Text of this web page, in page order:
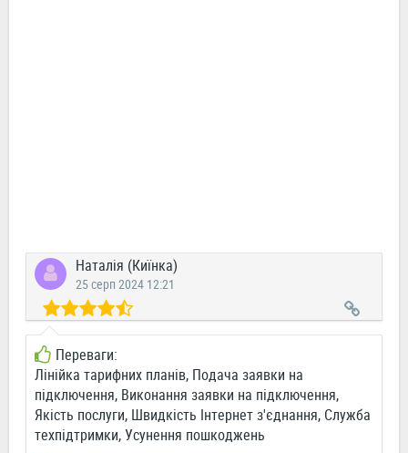
Наталія (Киїнка)
25 серп 2024 12:21
Переваги:
Лінійка тарифних планів, Подача заявки на
підключення, Виконання заявки на підключення,
Якість послуги, Швидкість Інтернет з'єднання, Служба
техпідтримки, Усунення пошкоджень